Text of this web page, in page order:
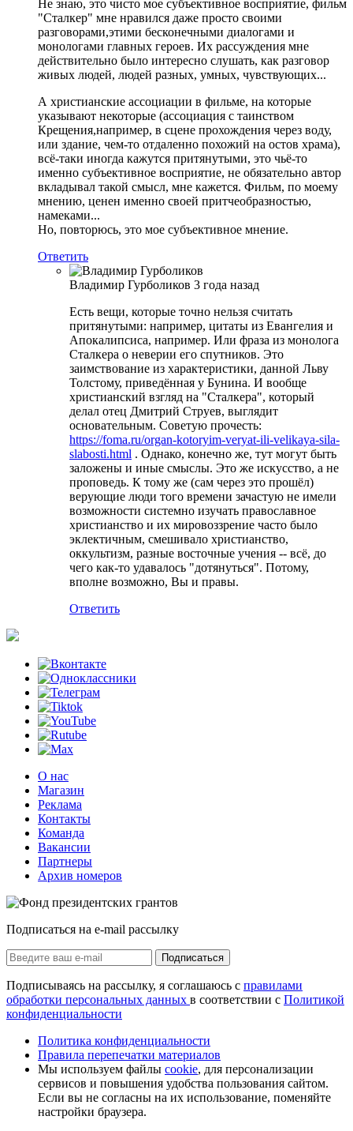
Не знаю, это чисто мое субъективное восприятие, фильм
"Сталкер" мне нравился даже просто своими
разговорами,этими бесконечными диалогами и
монологами главных героев. Их рассуждения мне
действительно было интересно слушать, как разговор
живых людей, людей разных, умных, чувствующих...
А христианские ассоциации в фильме, на которые
указывают некоторые (ассоциация с таинством
Крещения,например, в сцене прохождения через воду,
или здание, чем-то отдаленно похожий на остов храма),
всё-таки иногда кажутся притянутыми, это чьё-то
именно субъективное восприятие, не обязательно автор
вкладывал такой смысл, мне кажется. Фильм, по моему
мнению, ценен именно своей притчеобразностью,
намеками...
Но, повторюсь, это мое субъективное мнение.
Ответить
Владимир Гурболиков 3 года назад
Есть вещи, которые точно нельзя считать
притянутыми: например, цитаты из Евангелия и
Апокалипсиса, например. Или фраза из монолога
Сталкера о неверии его спутников. Это
заимствование из характеристики, данной Льву
Толстому, приведённая у Бунина. И вообще
христианский взгляд на "Сталкера", который
делал отец Дмитрий Струев, выглядит
основательным. Советую прочесть:
https://foma.ru/organ-kotoryim-veryat-ili-velikaya-sila-
slabosti.html . Однако, конечно же, тут могут быть
заложены и иные смыслы. Это же искусство, а не
проповедь. К тому же (сам через это прошёл)
верующие люди того времени зачастую не имели
возможности системно изучать православное
христианство и их мировоззрение часто было
эклектичным, смешивало христианство,
оккультизм, разные восточные учения -- всё, до
чего как-то удавалось "дотянуться". Потому,
вполне возможно, Вы и правы.
Ответить
О нас
Магазин
Реклама
Контакты
Команда
Вакансии
Партнеры
Архив номеров
Подписаться на e-mail рассылку
Подписаться
Подписываясь на рассылку, я соглашаюсь с правилами
обработки персональных данных в соответствии с Политикой
конфиденциальности
Политика конфиденциальности
Правила перепечатки материалов
Мы используем файлы cookie, для персонализации
сервисов и повышения удобства пользования сайтом.
Если вы не согласны на их использование, поменяйте
настройки браузера.